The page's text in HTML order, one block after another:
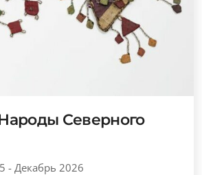
Северного
- Декабрь 2026